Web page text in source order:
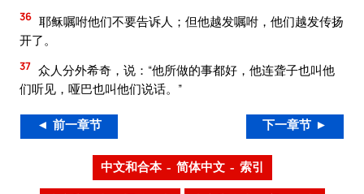
36 耶稣嘱咐他们不要告诉人；但他越发嘱咐，他们越发传扬
开了。
37 众人分外希奇，说：“他所做的事都好，他连聋子也叫他
们听见，哑巴也叫他们说话。”
◄ 前一章节 下一章节 ►
中文和合本 – 简体中文 – 索引